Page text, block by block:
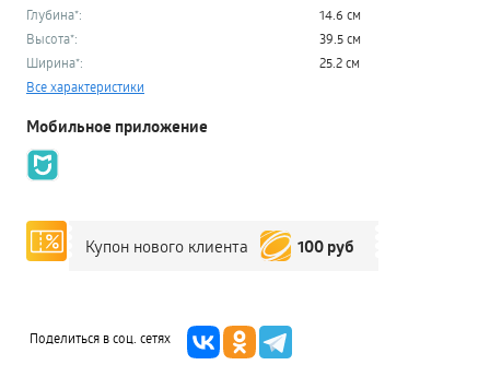
Глубина*:
14.6 см
Высота*:
39.5 см
Ширина*:
25.2 см
Все характеристики
Мобильное приложение
Купон нового клиента 100 руб
Поделиться в соц. сетях